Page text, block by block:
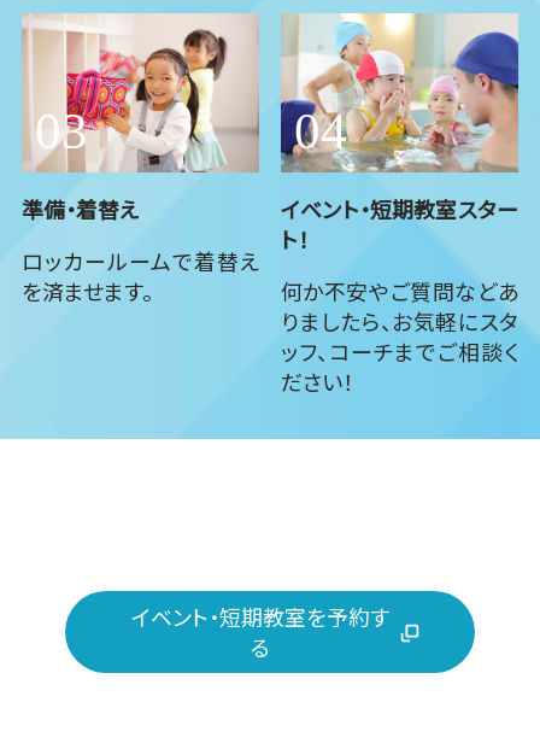
準備・着替え
ロッカールームで着替え
を済ませます。
イベント・短期教室スター
ト！
何か不安やご質問などあ
りましたら、お気軽にスタ
ッフ、コーチまでご相談く
ださい！
イベント・短期教室を予約す
る